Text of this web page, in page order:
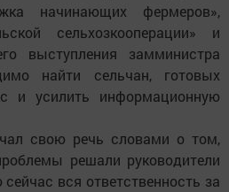
начинающих фермеров»,
сельхозкооперации» и
выступления замминистра
найти сельчан, готовых
и усилить информационную
свою речь словами о том,
решали руководители
сейчас вся ответственность за